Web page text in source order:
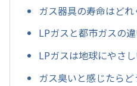
ガス器具の寿命はど
LPガスと都市ガスの
LPガスは地球にやさ
ガス臭いと感じたら